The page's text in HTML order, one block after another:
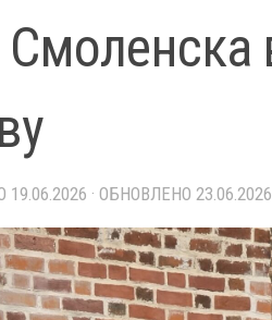
Смоленска
19.06.2026 · ОБНОВЛЕНО 23.06.2026